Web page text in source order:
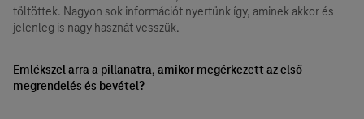
töltöttek. Nagyon sok információt nyertünk így, aminek akkor és
jelenleg is nagy hasznát vesszük.
Emlékszel arra a pillanatra, amikor megérkezett az első
megrendelés és bevétel?